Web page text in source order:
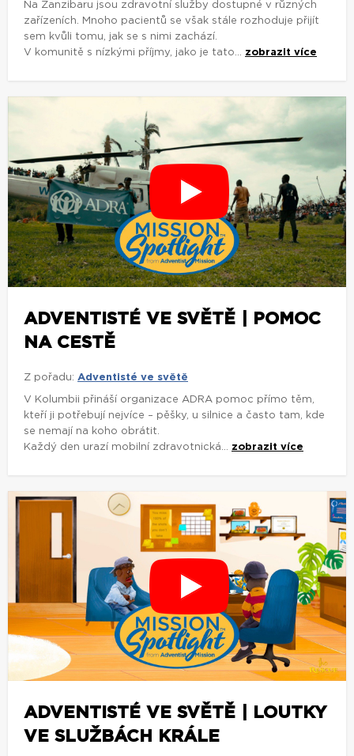
Na Zanzibaru jsou zdravotní služby dostupné v různých
zařízeních. Mnoho pacientů se však stále rozhoduje přijít
sem kvůli tomu, jak se s nimi zachází.
V komunitě s nízkými příjmy, jako je tato... zobrazit více
ADVENTISTÉ VE SVĚTĚ | POMOC
NA CESTĚ
Z pořadu: Adventisté ve světě
V Kolumbii přináší organizace ADRA pomoc přímo těm,
kteří ji potřebují nejvíce – pěšky, u silnice a často tam, kde
se nemají na koho obrátit.
Každý den urazí mobilní zdravotnická... zobrazit více
ADVENTISTÉ VE SVĚTĚ | LOUTKY
VE SLUŽBÁCH KRÁLE